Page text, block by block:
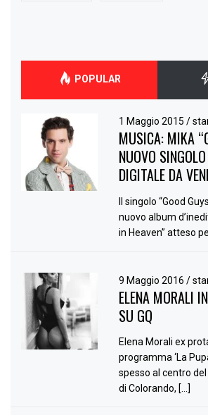
POPULAR
1 Maggio 2015/
MUSICA: MIKA
NUOVO
DIGITALE DA
Il singolo “Good
nuovo album
in Heaven” atteso
9 Maggio 2016/
ELENA MORALI
SU GQ
Elena Morali ex
programma ‘La
spesso al centro
di Colorando, […]